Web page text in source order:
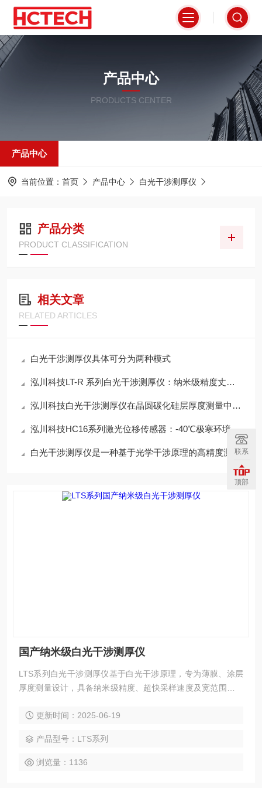
产品中心
PRODUCTS CENTER
产品中心
当前位置： 首页 产品中心 白光干涉测厚仪
产品分类
PRODUCT CLASSIFICATION
相关文章
RELATED ARTICLES
白光干涉测厚仪具体可分为两种模式
泓川科技LT-R 系列白光干涉测厚仪：纳米级精度丈量新维度
泓川科技白光干涉测厚仪在晶圆碳化硅层厚度测量中的应用实践
泓川科技HC16系列激光位移传感器：-40℃极寒环境下的测量
白光干涉测厚仪是一种基于光学干涉原理的高精度测量仪器
国产纳米级白光干涉测厚仪
LTS系列白光干涉测厚仪基于白光干涉原理，专为薄膜、涂层
厚度测量设计，具备纳米级精度、超快采样速度及宽范围适应
产纳米级白光干涉测厚仪
更新时间：2025-06-19
产品型号：LTS系列
浏览量：1136
联系
顶部